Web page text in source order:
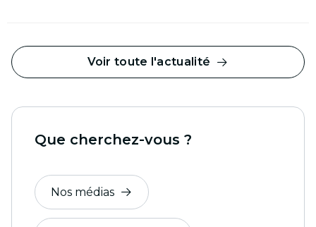
Voir toute l'actualité
Que cherchez-vous ?
Nos médias